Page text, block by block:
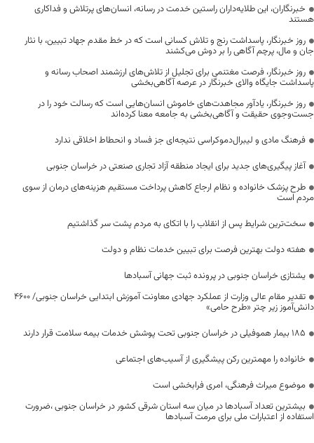
خبرنگاران، این طلایه‌داران راستین خدمت در رسانه، انسان‌های پرتلاش و فداکاری
هستند
روز خبرنگار، پاسداشت رنج و تلاش کسانی است که در خط مقدم جهاد تبیین، با نثار
جان و مال، پرچم آگاهی را بر دوش می‌کشند
روز خبرنگار، فرصت مغتنمی برای تجلیل از تلاش‌های ارزشمند اصحاب رسانه و
پاسداشت جایگاه والای خبرنگار در عرصه آگاهی‌بخشی
روز خبرنگار، یادآور مجاهدت‌های خاموش انسان‌هایی است که رسالت خود را در
جست‌وجوی حقیقت و آگاهی‌بخشی به جامعه معنا کرده‌اند
فرهنگ مادی و لیبرال‌دموکراسی نتیجه‌ای جز فساد و انحطاط اخلاقی ندارد
آغاز پیگیری‌های جدید برای ایجاد منطقه آزاد تجاری صنعتی در خراسان جنوبی
طرح پزشک خانواده و نظام ارجاع کاهش پرداخت مستقیم هزینه‌های درمان از سوی
مردم است
سخت‌ترین شرایط پس از انقلاب را با اتکای به مردم پشت سر گذاشتیم
هفته دولت بهترین فرصت برای تبیین خدمات نظام و دولت
یشتازی خراسان جنوبی در پرونده ثبت جهانی آسبادها
تقدیر مقام عالی وزارت از عملکرد جهادی معاونت آموزش ابتدایی خراسان جنوبی/ ۴۶۰۰
دانش‌آموز زیر چتر «طرح حامی»
۱۸۵ بیمار هموفیلی در خراسان جنوبی تحت پوشش خدمات بیمه سلامت قرار دارند
خانواده را مهمترین رکن پیشگیری از آسیب‌های اجتماعی
موضوع میراث فرهنگی، امری فرابخشی است
بیشترین تعداد آسبادها در میان سه استان شرقی کشور در خراسان جنوبی ،ضرورت
استفاده از اعتبارات ملی برای مرمت آسبادها